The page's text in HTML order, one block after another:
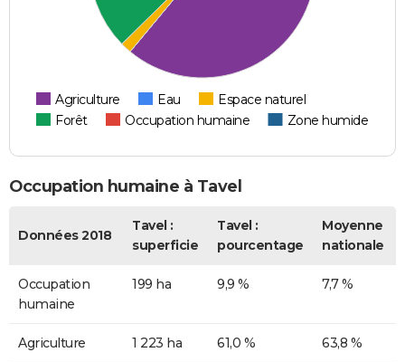
Agriculture Eau
Espace naturel
Forêt
Occupation humaine Zone humide
Occupation humaine à Tavel
Données 2018
Tavel :
superficie
Tavel :
pourcentage
Moyenne
nationale
Occupation
humaine
199 ha 9,9 % 7,7 %
Agriculture 1 223 ha 61,0 % 63,8 %